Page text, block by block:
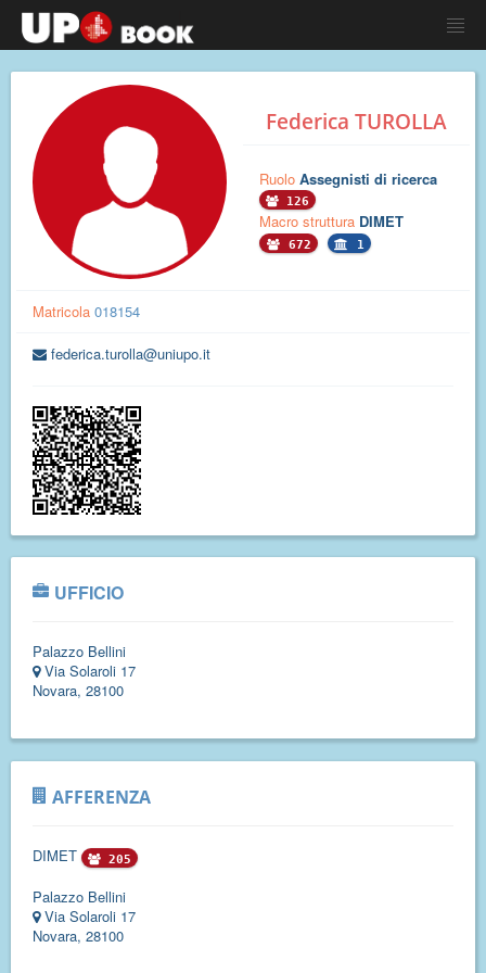
Federica TUROLLA
Ruolo Assegnisti di ricerca
126
Macro struttura DIMET
672 1
Matricola 018154
federica.turolla@uniupo.it
UFFICIO
Palazzo Bellini
Via Solaroli 17
Novara, 28100
AFFERENZA
DIMET 205
Palazzo Bellini
Via Solaroli 17
Novara, 28100